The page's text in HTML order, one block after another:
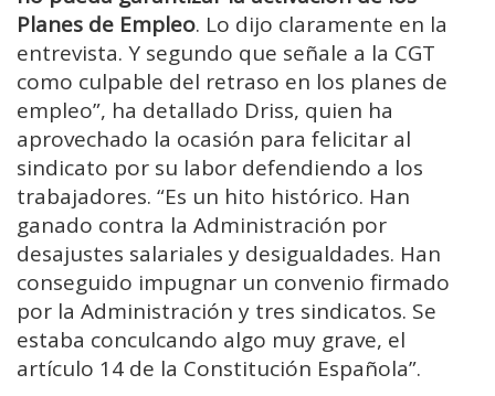
Planes de Empleo. Lo dijo claramente en la
entrevista. Y segundo que señale a la CGT
como culpable del retraso en los planes de
empleo”, ha detallado Driss, quien ha
aprovechado la ocasión para felicitar al
sindicato por su labor defendiendo a los
trabajadores. “Es un hito histórico. Han
ganado contra la Administración por
desajustes salariales y desigualdades. Han
conseguido impugnar un convenio firmado
por la Administración y tres sindicatos. Se
estaba conculcando algo muy grave, el
artículo 14 de la Constitución Española”.